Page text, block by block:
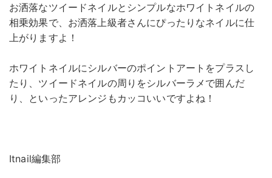
お洒落なツイードネイルとシンプルなホワイトネイルの
相乗効果で、お洒落上級者さんにぴったりなネイルに仕
上がりますよ！
ホワイトネイルにシルバーのポイントアートをプラスし
たり、ツイードネイルの周りをシルバーラメで囲んだ
り、といったアレンジもカッコいいですよね！
Itnail編集部